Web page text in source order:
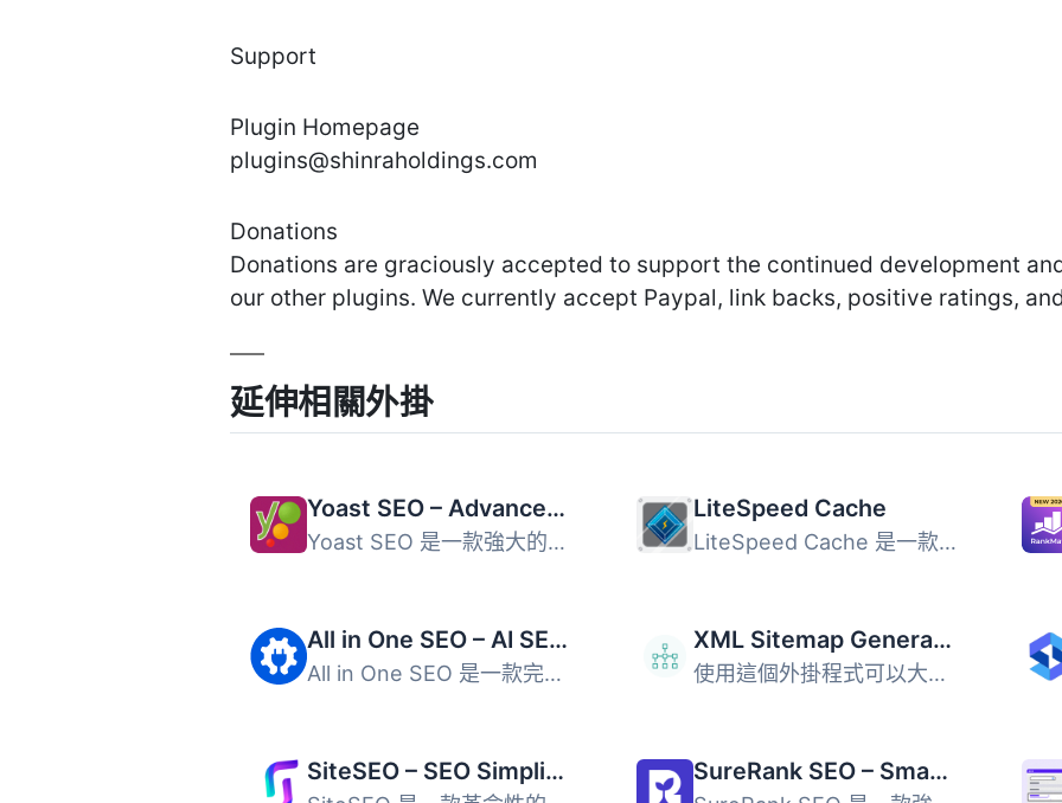
Support
Plugin Homepage
plugins@shinraholdings.com
Donations
Donations are graciously accepted to support the continued development
our other plugins. We currently accept Paypal, link backs, positive ratings,
延伸相關外掛
Yoast SEO – Advanced SEO with real-time guidance and built-in AI
Yoast SEO 是一款強大的 WordPress 外掛，提供即時 SEO 指導...
LiteSpeed Cache
LiteSpeed Cache 是一款全方位的 WordPress 網站加速外掛，提...
All in One SEO – AI SEO Plugin to Boost SEO Rankings & Traffic (Schema, Local SEO, Sitemap & SEO Insights)
All in One SEO 是一款完整的 WordPress SEO 外掛，結合 AI ...
XML Sitemap Generator for Google
使用這個外掛程式可以大大改善 SEO，產生特殊的 XML 網站地圖...
SiteSEO – SEO Simplified SureRank SEO – Smart Assistant with Meta Tags, Social Preview, XML Sitemap, and Schema